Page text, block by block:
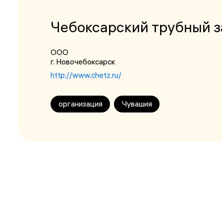
Чебоксарский трубный
ООО
г. Новочебоксарск
http://www.chetz.ru/
организация Чувашия